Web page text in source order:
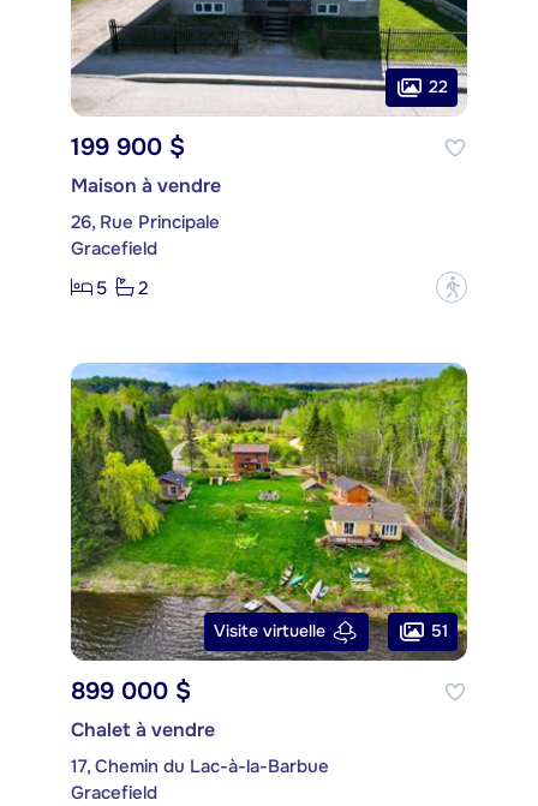
22
199 900 $
Maison à vendre
26, Rue Principale
Gracefield
5
2 ?
Visite virtuelle 51
899 000 $
Chalet à vendre
17, Chemin du Lac-à-la-Barbue
Gracefield